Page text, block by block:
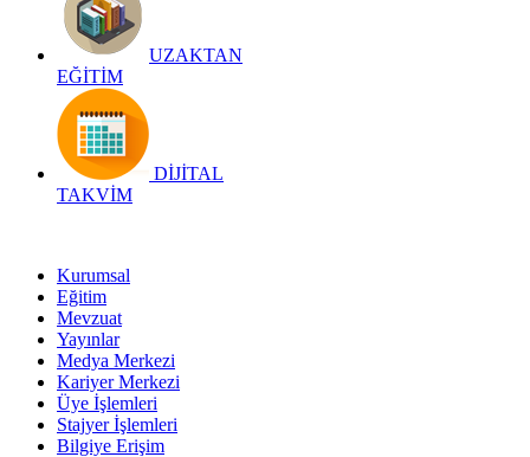
UZAKTAN
EĞİTİM
DİJİTAL
TAKVİM
Kurumsal
Eğitim
Mevzuat
Yayınlar
Medya Merkezi
Kariyer Merkezi
Üye İşlemleri
Stajyer İşlemleri
Bilgiye Erişim